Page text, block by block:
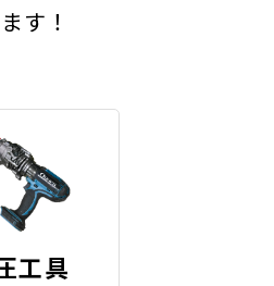
す！
工具